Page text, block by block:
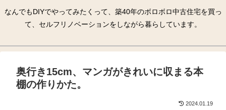
なんでもDIYでやってみたくって、築40年のボロボロ中古住宅を買っ
て、セルフリノベーションをしながら暮らしています。
奥行き15cm、マンガがきれいに収まる本
棚の作りかた。
2024.01.19